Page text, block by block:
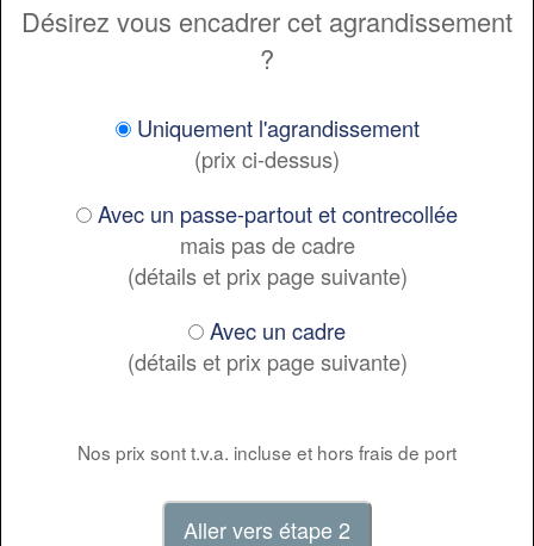
Désirez vous encadrer cet agrandissement
?
Uniquement l'agrandissement
(prix ci-dessus)
Avec un passe-partout et contrecollée
mais pas de cadre
(détails et prix page suivante)
Avec un cadre
(détails et prix page suivante)
Nos prix sont t.v.a. incluse et hors frais de port